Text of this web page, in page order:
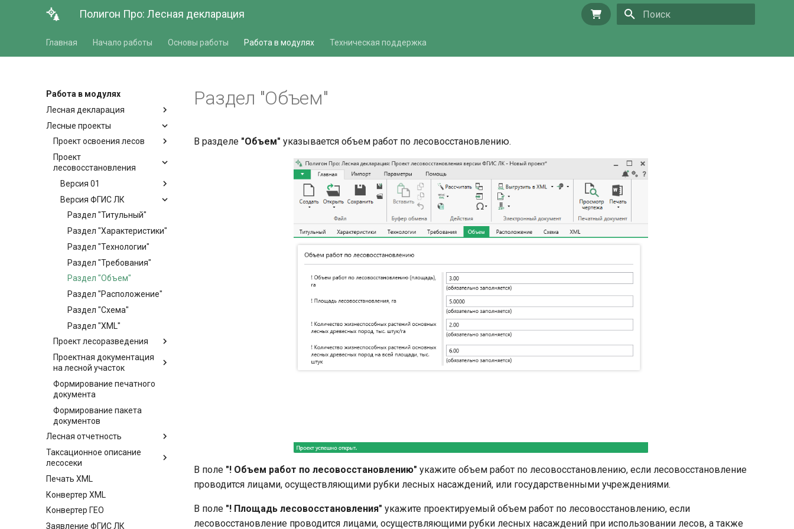
Полигон Про: Лесная декларация Купить
Главная Начало работы Основы работы Работа в модулях Техническая поддержка
Работа в модулях
Лесная декларация
Лесные проекты
Проект освоения лесов
Проект
лесовосстановления
Версия 01
Версия ФГИС ЛК
Раздел "Титульный"
Раздел "Характеристики"
Раздел "Технологии"
Раздел "Требования"
Раздел "Объем"
Раздел "Расположение"
Раздел "Схема"
Раздел "XML"
Проект лесоразведения
Проектная документация
на лесной участок
Формирование печатного
документа
Формирование пакета
документов
Лесная отчетность
Таксационное описание
лесосеки
Печать XML
Конвертер XML
Конвертер ГЕО
Заявление ФГИС ЛК
Раздел "Объем"
В разделе "Объем" указывается объем работ по лесовосстановлению.
В поле "! Объем работ по лесовосстановлению" укажите объем работ по лесовосстановлению, если лесовосстановление
проводится лицами, осуществляющими рубки лесных насаждений, или государственными учреждениями.
В поле "! Площадь лесовосстановления" укажите проектируемый объем работ по лесовосстановлению, если
лесовосстановление проводится лицами, осуществляющими рубки лесных насаждений при использовании лесов, а также